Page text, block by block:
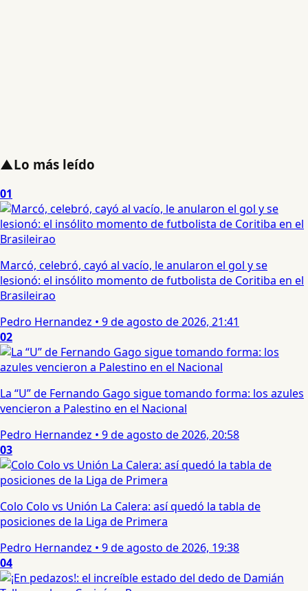
▲Lo más leído
01
Marcó, celebró, cayó al vacío, le anularon el gol y se
lesionó: el insólito momento de futbolista de Coritiba en el
Brasileirao
Pedro Hernandez • 9 de agosto de 2026, 21:41
02
La “U” de Fernando Gago sigue tomando forma: los azules
vencieron a Palestino en el Nacional
Pedro Hernandez • 9 de agosto de 2026, 20:58
03
Colo Colo vs Unión La Calera: así quedó la tabla de
posiciones de la Liga de Primera
Pedro Hernandez • 9 de agosto de 2026, 19:38
04